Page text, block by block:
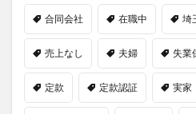
合同会社 在職中 埼
売上なし 夫婦 失業
定款 定款認証 実家